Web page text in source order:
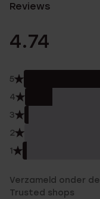
Reviews
4.74
5
4
3
2
1
Verzameld onder de
Trusted shops